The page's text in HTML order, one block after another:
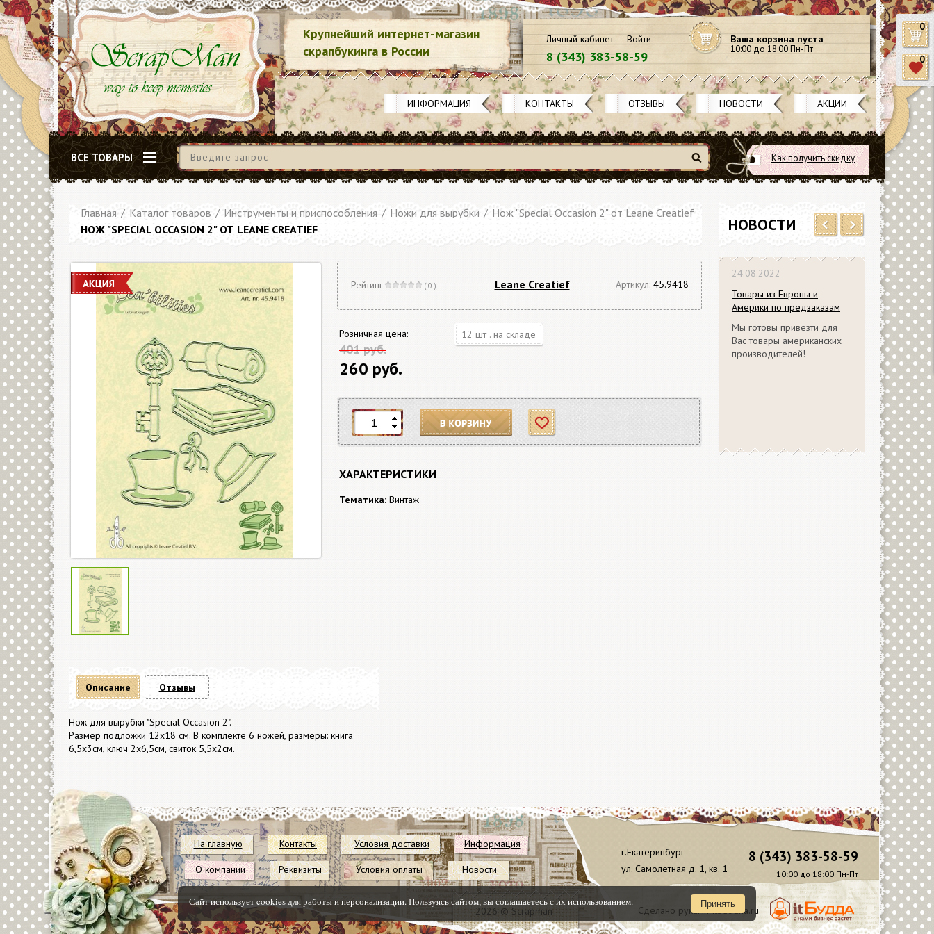
Ваша корзина пуста
10:00 до 18:00 Пн-Пт
Личный кабинет Войти
8 (343) 383-58-59
Крупнейший интернет-магазин
скрапбукинга в России
ИНФОРМАЦИЯ КОНТАКТЫ ОТЗЫВЫ НОВОСТИ АКЦИИ
Как получить скидку
Найти
ВСЕ ТОВАРЫ
НОВОСТИ
24.08.2022
Товары из Европы и
Америки по предзаказам
Мы готовы привезти для
Вас товары американских
производителей!
Главная / Каталог товаров / Инструменты и приспособления / Ножи для вырубки / Нож "Special Occasion 2" от Leane Creatief
НОЖ "SPECIAL OCCASION 2" ОТ LEANE CREATIEF
Leane Creatief
Рейтинг ( 0 ) Артикул: 45.9418
Розничная цена:
401 руб.
260 руб.
12 шт . на складе
В корзину Отложить
ХАРАКТЕРИСТИКИ
Тематика: Винтаж
Описание
Нож для вырубки "Special Occasion 2".
Размер подложки 12х18 см. В комплекте 6 ножей, размеры: книга
6,5х3см, ключ 2х6,5см, свиток 5,5х2см.
Отзывы
8 (343) 383-58-59
10:00 до 18:00 Пн-Пт
г.Екатеринбург
ул. Самолетная д. 1, кв. 1
Сделано руками Itbuddha.ru
2026 © Scrapman
На главную Контакты Условия доставки Информация
О компании Реквизиты Условия оплаты Новости
0
0
Сайт использует cookies для работы и персонализации. Пользуясь сайтом, вы соглашаетесь с их использованием. Принять